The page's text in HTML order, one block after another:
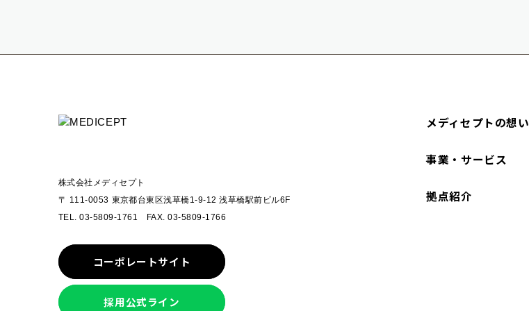
株式会社メディセプト
〒 111-0053 東京都台東区浅草橋1-9-12 浅草橋駅前ビル6F
TEL. 03-5809-1761 FAX. 03-5809-1766
コーポレートサイト
採用公式ライン
メディセプトの想い
事業・サービス
拠点紹介